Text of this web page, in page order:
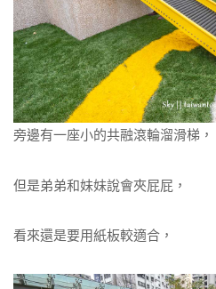
旁邊有一座小的共融滾輪溜滑梯，
但是弟弟和妹妹說會夾屁屁，
看來還是要用紙板較適合，